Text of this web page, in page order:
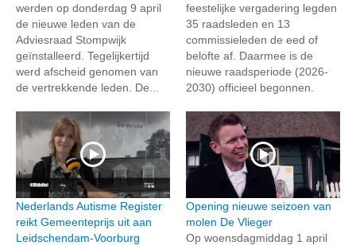
werden op donderdag 9 april
de nieuwe leden van de
Adviesraad Stompwijk
geïnstalleerd. Tegelijkertijd
werd afscheid genomen van
de vertrekkende leden. De...
feestelijke vergadering legden
35 raadsleden en 13
commissieleden de eed of
belofte af. Daarmee is de
nieuwe raadsperiode (2026-
2030) officieel begonnen.
Nederlands Autisme Register
reikt Gemeenteprijs uit aan
Leidschendam-Voorburg
Opening nieuwe seizoen van
molen De Vlieger
Op woensdagmiddag 1 april